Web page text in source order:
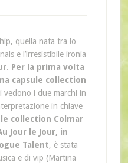
quella nata tra lo
e l’irresistibile ironia
. Per la prima volta
capsule collection
vedono i due marchi in
in chiave
collection Colmar
Jour le Jour, in
Talent, è stata
e di vip (Martina